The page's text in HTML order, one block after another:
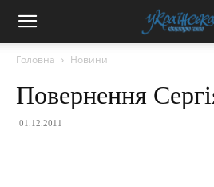
Головна Новини
Повернення
01.12.2011